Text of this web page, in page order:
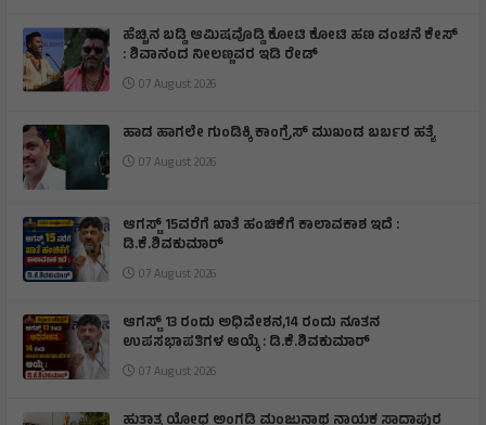
ಹೆಚ್ಚಿನ ಬಡ್ಡಿ ಆಮಿಷವೊಡ್ಡಿ ಕೋಟಿ ಕೋಟಿ ಹಣ ವಂಚನೆ ಕೇಸ್
: ಶಿವಾನಂದ ನೀಲಣ್ಣವರ ಇಡಿ ರೇಡ್
07 August 2026
ಹಾಡ ಹಾಗಲೇ ಗುಂಡಿಕ್ಕಿ ಕಾಂಗ್ರೆಸ್ ಮುಖಂಡ ಬರ್ಬರ ಹತ್ಯೆ
07 August 2026
ಆಗಸ್ಟ್ 15ವರೆಗೆ ಖಾತೆ ಹಂಚಿಕೆಗೆ ಕಾಲಾವಕಾಶ ಇದೆ :
ಡಿ.ಕೆ.ಶಿವಕುಮಾರ್
07 August 2026
ಆಗಸ್ಟ್ 13 ರಂದು ಅಧಿವೇಶನ,14 ರಂದು ನೂತನ
ಉಪಸಭಾಪತಿಗಳ ಆಯ್ಕೆ : ಡಿ.ಕೆ.ಶಿವಕುಮಾರ್
07 August 2026